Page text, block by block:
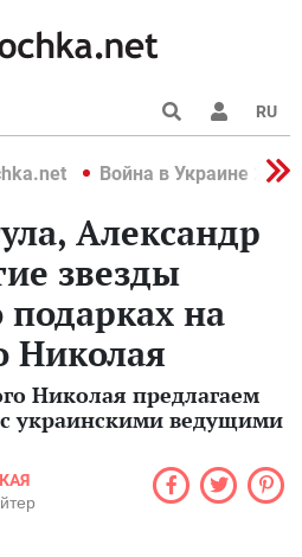
RU
Война в Украине 2022
Александр
звезды
подарках на
Николая
Николая предлагаем
с украинскими ведущими